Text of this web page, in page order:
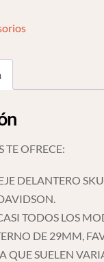
TE OFRECE:
DELANTERO
TODOS LOS
DE 29MM,
QUE SUELEN